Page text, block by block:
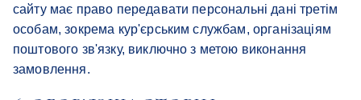
сайту має право передавати персональні дані третім
особам, зокрема кур'єрським службам, організаціям
поштового зв'язку, виключно з метою виконання
замовлення.